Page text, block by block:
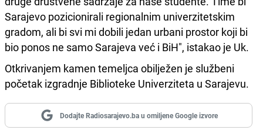
Sarajevo pozicionirali regionalnim univerzitetskim
gradom, ali bi svi mi dobili jedan urbani prostor koji bi
bio ponos ne samo Sarajeva već i BiH", istakao je Uk.
Otkrivanjem kamen temeljca obilježen je službeni
početak izgradnje Biblioteke Univerziteta u Sarajevu.
Dodajte Radiosarajevo.ba u omiljene Google izvore